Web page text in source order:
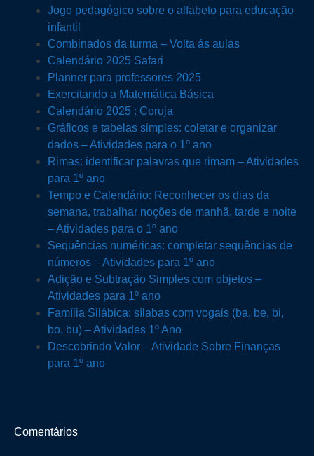
Jogo pedagógico sobre o alfabeto para educação
infantil
Combinados da turma – Volta ás aulas
Calendário 2025 Safari
Planner para professores 2025
Exercitando a Matemática Básica
Calendário 2025 : Coruja
Gráficos e tabelas simples: coletar e organizar
dados – Atividades para o 1º ano
Rimas: identificar palavras que rimam – Atividades
para 1º ano
Tempo e Calendário: Reconhecer os dias da
semana, trabalhar noções de manhã, tarde e noite
– Atividades para o 1º ano
Sequências numéricas: completar sequências de
números – Atividades para 1º ano
Adição e Subtração Simples com objetos –
Atividades para 1º ano
Família Silábica: sílabas com vogais (ba, be, bi,
bo, bu) – Atividades 1º Ano
Descobrindo Valor – Atividade Sobre Finanças
para 1º ano
Comentários